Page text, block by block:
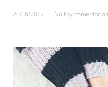
20/06/2022 No hay comentarios